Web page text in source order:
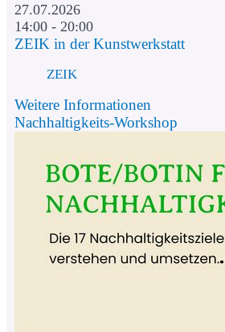
27.07.2026
14:00 - 20:00
ZEIK in der Kunstwerkstatt
ZEIK
Weitere Informationen
Nachhaltigkeits-Workshop